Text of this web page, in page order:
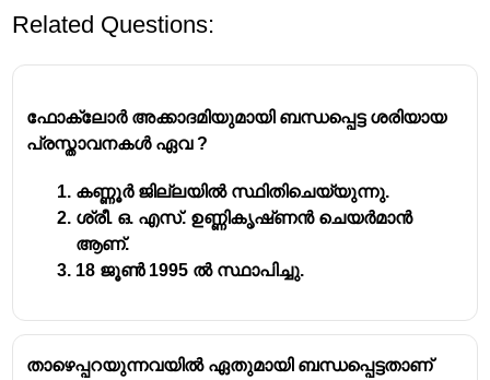
Related Questions:
ഫോക്ലോർ അക്കാദമിയുമായി ബന്ധപ്പെട്ട ശരിയായ
പ്രസ്താവനകൾ ഏവ ?
കണ്ണൂർ ജില്ലയിൽ സ്ഥിതിചെയ്യുന്നു.
ശ്രീ. ഒ. എസ്. ഉണ്ണികൃഷ്‌ണൻ ചെയർമാൻ
ആണ്.
18 ജൂൺ 1995 ൽ സ്ഥാപിച്ചു.
താഴെപ്പറയുന്നവയിൽ ഏതുമായി ബന്ധപ്പെട്ടതാണ്